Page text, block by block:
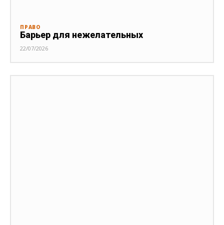
ПРАВО
Барьер для нежелательных
22/07/2026